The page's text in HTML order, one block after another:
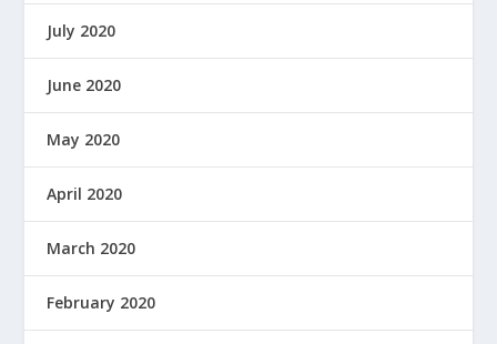
July 2020
June 2020
May 2020
April 2020
March 2020
February 2020